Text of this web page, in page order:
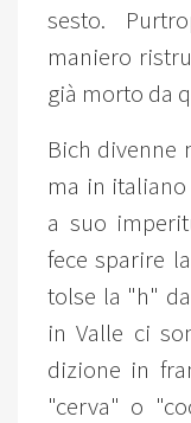
sesto.
maniero
già morto da
Bich divenne
ma in
a suo
fece sparire
tolse la "h"
in Valle ci
dizione in
"cerva" o